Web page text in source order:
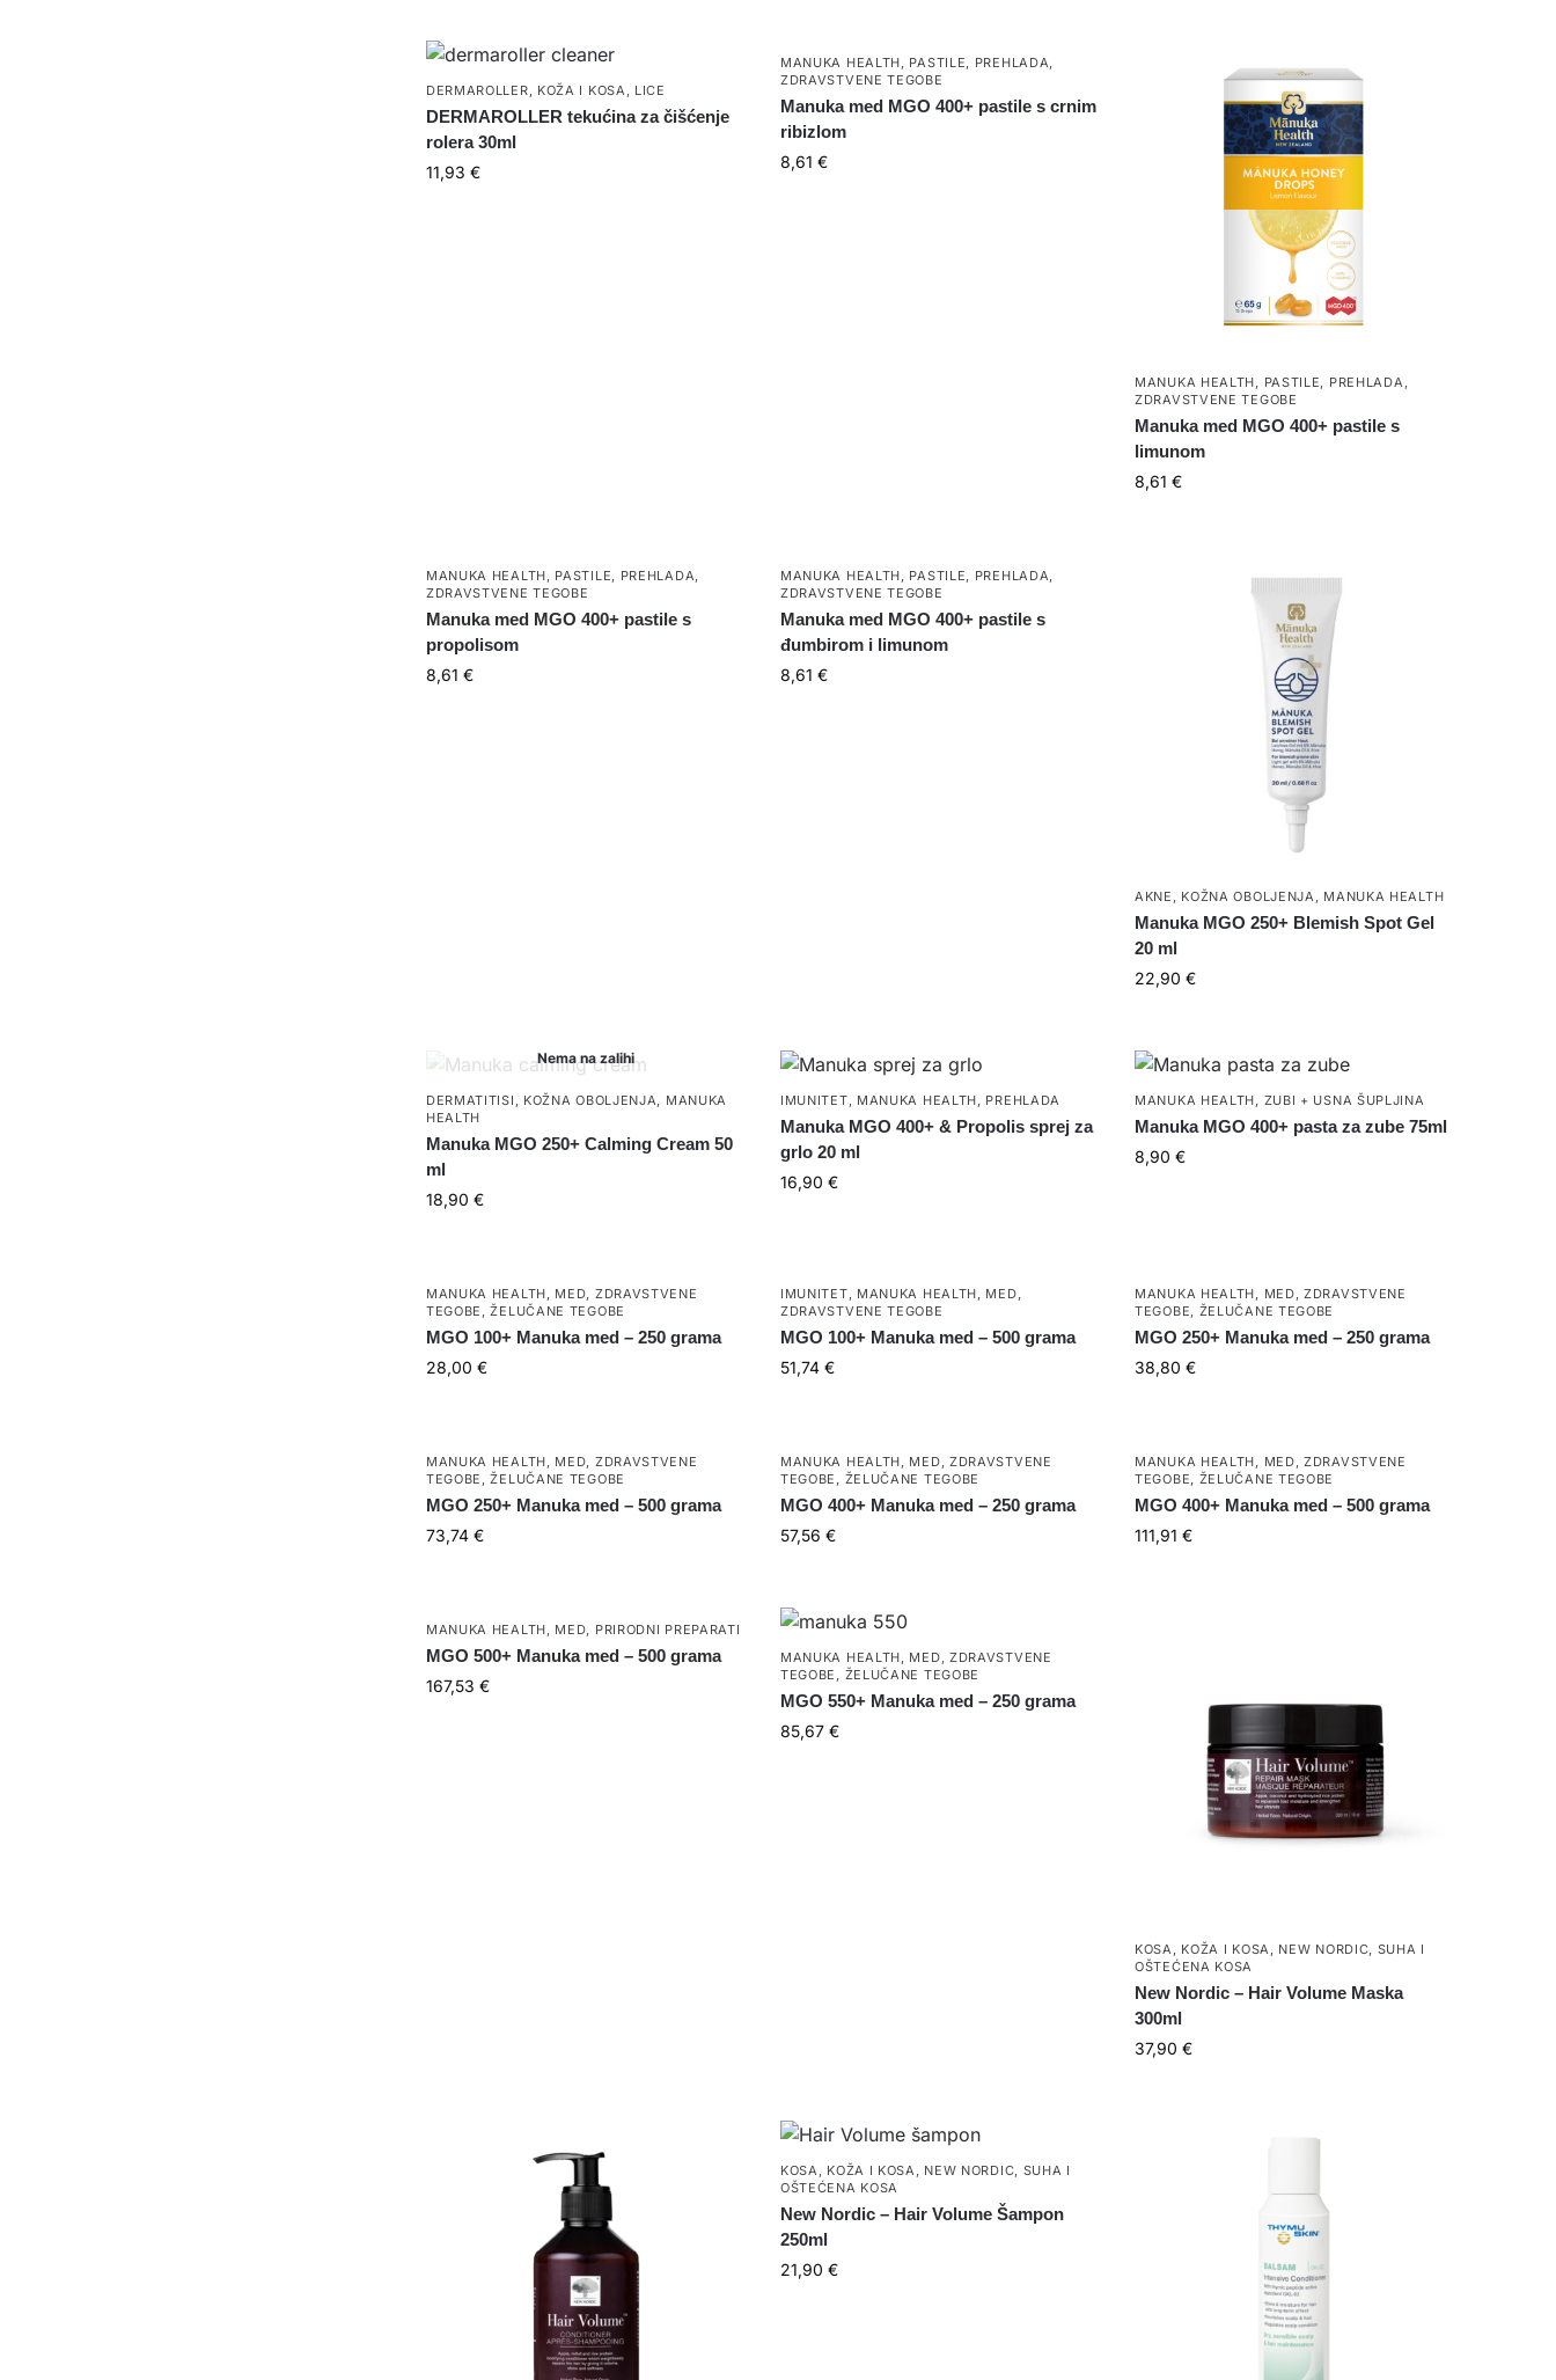
DERMAROLLER, KOŽA I KOSA, LICE
DERMAROLLER tekućina za čišćenje
rolera 30ml
11,93 €
MANUKA HEALTH, PASTILE, PREHLADA,
ZDRAVSTVENE TEGOBE
Manuka med MGO 400+ pastile s crnim
ribizlom
8,61 €
MANUKA HEALTH, PASTILE, PREHLADA,
ZDRAVSTVENE TEGOBE
Manuka med MGO 400+ pastile s
limunom
8,61€
MANUKA HEALTH, PASTILE, PREHLADA,
ZDRAVSTVENE TEGOBE
Manuka med MGO 400+ pastile s
propolisom
8,61 €
MANUKA HEALTH, PASTILE, PREHLADA,
ZDRAVSTVENE TEGOBE
Manuka med MGO 400+ pastile s
đumbirom i limunom
8,61 €
AKNE KOŽNA OBOLJENJA MANUKA HEALTH
Manuka MGO 250+ Blemish Spot Gel
20 ml
22,90€
Nema na zalihi
DERMATITISI KOŽNA OBOLJENJA
MANUKA
HEALTH
Manuka MGO 250+ Calming Cream 50
ml
18,90 €
IMUNITET MANUKA HEALTH PREHLADA
Manuka MGO 400+ & Propolis sprej za
grlo 20 ml
16,90 €
MANUKA HEALTH ZUBI + USNA ŠUPLJINA
Manuka MGO 400+ pasta za zube 75ml
8,90€
MANUKA HEALTH MED ZDRAVSTVENE
TEGOBE
,ŽELUČANE TEGOBE
MGO 100+ Manuka med – 250 grama
28,00 €
IMUNITET MANUKA HEALTH MED
ZDRAVSTVENE TEGOBE
MGO 100+ Manuka med – 500 grama
51,74 €
MANUKA HEALTH MED ,ZDRAVSTVENE
TEGOBE
ŽELUČANE TEGOBE
MGO 250+ Manuka med – 250 grama
38,80€
MANUKA HEALTH MED ZDRAVSTVENE
TEGOBE
,ŽELUČANE TEGOBE
MGO 250+ Manuka med – 500 grama
73,74 €
MANUKA HEALTH MED ZDRAVSTVENE
TEGOBE
ŽELUČANE TEGOBE
MGO 400+ Manuka med – 250 grama
57,56 €
MANUKA HEALTH MED ,ZDRAVSTVENE
TEGOBE
ŽELUČANE TEGOBE
MGO 400+ Manuka med – 500 grama
111,91€
MANUKA HEALTH MED PRIRODNI PREPARATI
MGO 500+ Manuka med – 500 grama
167,53 €
MANUKA HEALTH MED ZDRAVSTVENE
TEGOBE
ŽELUČANE TEGOBE
MGO 550+ Manuka med – 250 grama
85,67 €
KOSA KOŽA I KOSA NEW NORDIC SUHA I
OŠTEĆENA KOSA
New Nordic – Hair Volume Maska
300ml
37,90€
KOSA KOŽA I KOSA NEW NORDIC SUHA I
OŠTEĆENA KOSA
New Nordic – Hair Volume Šampon
250ml
21,90 €